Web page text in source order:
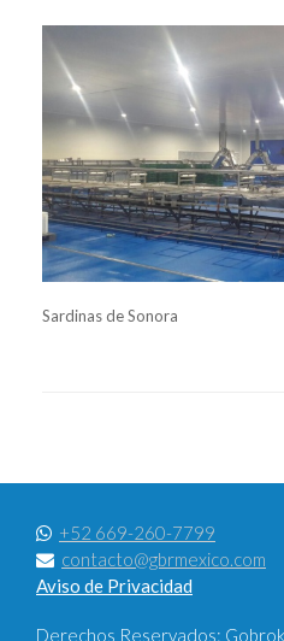
Sardinas de Sonora
+52 669-260-7799
contacto@gbrmexico.com
Aviso de Privacidad
Derechos Reservados: